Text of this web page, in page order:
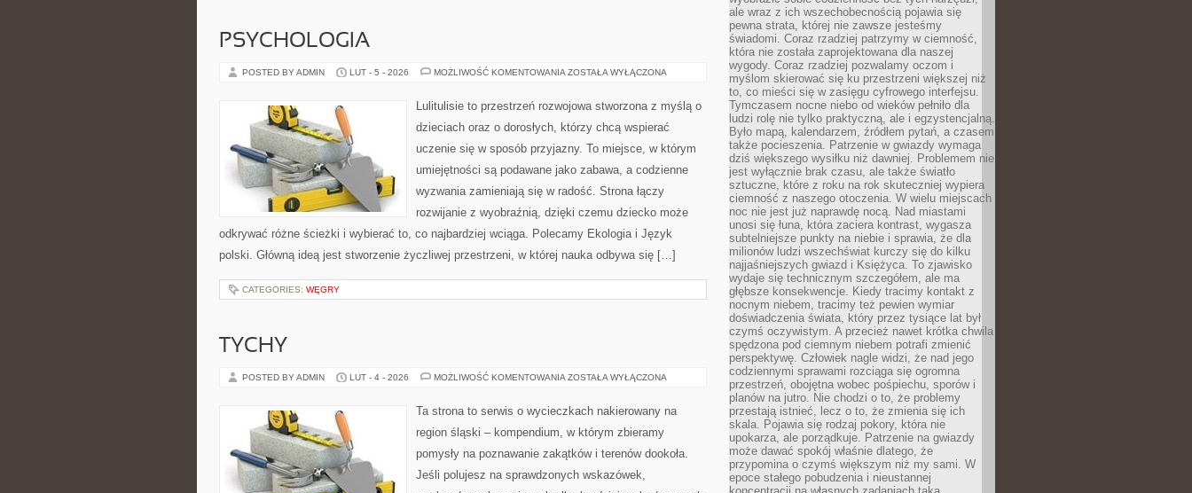
PSYCHOLOGIA
POSTED BY ADMIN LUT - 5 - 2026 MOŻLIWOŚĆ KOMENTOWANIA PSYCHOLOGIA
ZOSTAŁA WYŁĄCZONA
Lulitulisie to przestrzeń rozwojowa stworzona z myślą o
dzieciach oraz o dorosłych, którzy chcą wspierać
uczenie się w sposób przyjazny. To miejsce, w którym
umiejętności są podawane jako zabawa, a codzienne
wyzwania zamieniają się w radość. Strona łączy
rozwijanie z wyobraźnią, dzięki czemu dziecko może
odkrywać różne ścieżki i wybierać to, co najbardziej wciąga. Polecamy Ekologia i Język
polski. Główną ideą jest stworzenie życzliwej przestrzeni, w której nauka odbywa się […]
CATEGORIES: WĘGRY
TYCHY
POSTED BY ADMIN LUT - 4 - 2026 MOŻLIWOŚĆ KOMENTOWANIA TYCHY
ZOSTAŁA WYŁĄCZONA
Ta strona to serwis o wycieczkach nakierowany na
region śląski – kompendium, w którym zbieramy
pomysły na poznawanie zakątków i terenów dookoła.
Jeśli polujesz na sprawdzonych wskazówek,
ale wraz z ich wszechobecnością pojawia się
pewna strata, której nie zawsze jesteśmy
świadomi. Coraz rzadziej patrzymy w ciemność,
która nie została zaprojektowana dla naszej
wygody. Coraz rzadziej pozwalamy oczom i
myślom skierować się ku przestrzeni większej niż
to, co mieści się w zasięgu cyfrowego interfejsu.
Tymczasem nocne niebo od wieków pełniło dla
ludzi rolę nie tylko praktyczną, ale i egzystencjalną.
Było mapą, kalendarzem, źródłem pytań, a czasem
także pocieszenia. Patrzenie w gwiazdy wymaga
dziś większego wysiłku niż dawniej. Problemem nie
jest wyłącznie brak czasu, ale także światło
sztuczne, które z roku na rok skuteczniej wypiera
ciemność z naszego otoczenia. W wielu miejscach
noc nie jest już naprawdę nocą. Nad miastami
unosi się łuna, która zaciera kontrast, wygasza
subtelniejsze punkty na niebie i sprawia, że dla
milionów ludzi wszechświat kurczy się do kilku
najjaśniejszych gwiazd i Księżyca. To zjawisko
wydaje się technicznym szczegółem, ale ma
głębsze konsekwencje. Kiedy tracimy kontakt z
nocnym niebem, tracimy też pewien wymiar
doświadczenia świata, który przez tysiące lat był
czymś oczywistym. A przecież nawet krótka chwila
spędzona pod ciemnym niebem potrafi zmienić
perspektywę. Człowiek nagle widzi, że nad jego
codziennymi sprawami rozciąga się ogromna
przestrzeń, obojętna wobec pośpiechu, sporów i
planów na jutro. Nie chodzi o to, że problemy
przestają istnieć, lecz o to, że zmienia się ich
skala. Pojawia się rodzaj pokory, która nie
upokarza, ale porządkuje. Patrzenie na gwiazdy
może dawać spokój właśnie dlatego, że
przypomina o czymś większym niż my sami. W
epoce stałego pobudzenia i nieustannej